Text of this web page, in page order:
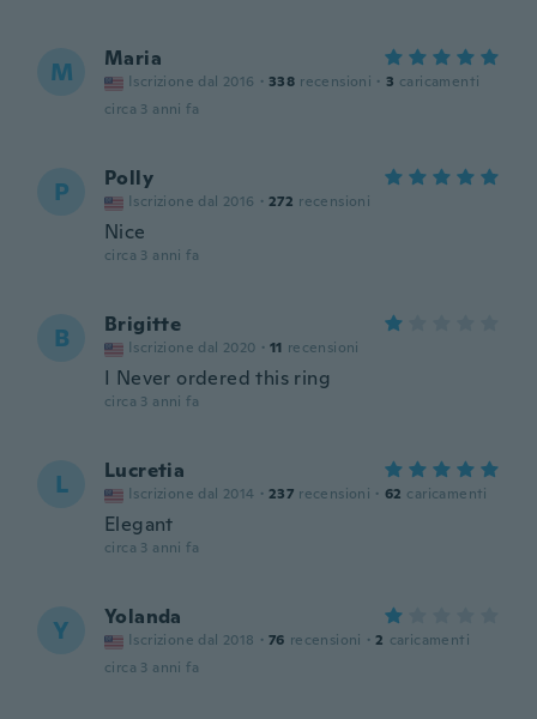
M Maria
Iscrizione dal 2016 · 338 recensioni · 3 caricamenti
circa 3 anni fa
P Polly
Iscrizione dal 2016 · 272 recensioni
Nice
circa 3 anni fa
B Brigitte
Iscrizione dal 2020 · 11 recensioni
I Never ordered this ring
circa 3 anni fa
L Lucretia
Iscrizione dal 2014 · 237 recensioni · 62 caricamenti
Elegant
circa 3 anni fa
Y Yolanda
Iscrizione dal 2018 · 76 recensioni · 2 caricamenti
circa 3 anni fa